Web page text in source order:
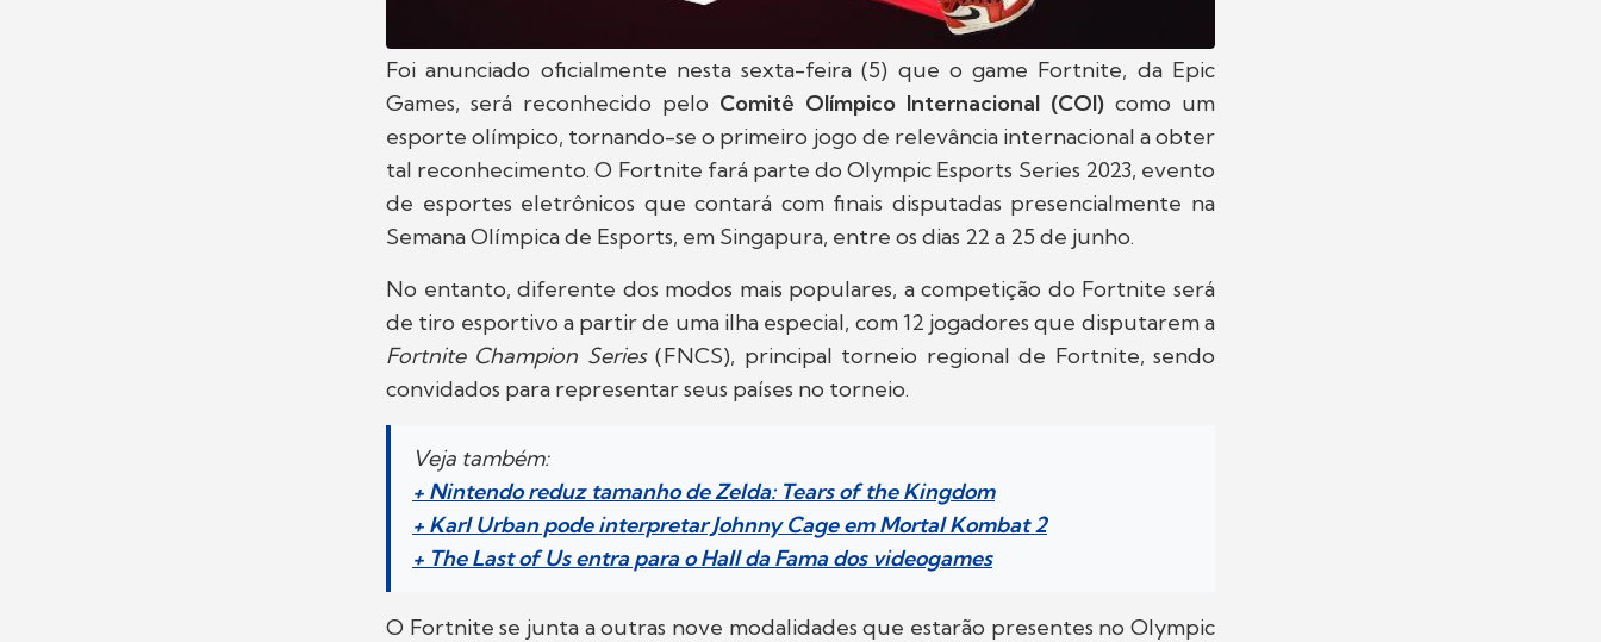
Foi anunciado oficialmente nesta sexta-feira (5) que o game Fortnite, da Epic
Games, será reconhecido pelo Comitê Olímpico Internacional (COI) como um
esporte olímpico, tornando-se o primeiro jogo de relevância internacional a obter
tal reconhecimento. O Fortnite fará parte do Olympic Esports Series 2023, evento
de esportes eletrônicos que contará com finais disputadas presencialmente na
Semana Olímpica de Esports, em Singapura, entre os dias 22 a 25 de junho.
No entanto, diferente dos modos mais populares, a competição do Fortnite será
de tiro esportivo a partir de uma ilha especial, com 12 jogadores que disputarem a
Fortnite Champion Series(FNCS), principal torneio regional de Fortnite, sendo
convidados para representar seus países no torneio.
Veja também:
+ Nintendo reduz tamanho de Zelda: Tears of the Kingdom
+ Karl Urban pode interpretar Johnny Cage em Mortal Kombat 2
+ The Last of Us entra para o Hall da Fama dos videogames
O Fortnite se junta a outras nove modalidades que estarão presentes no Olympic